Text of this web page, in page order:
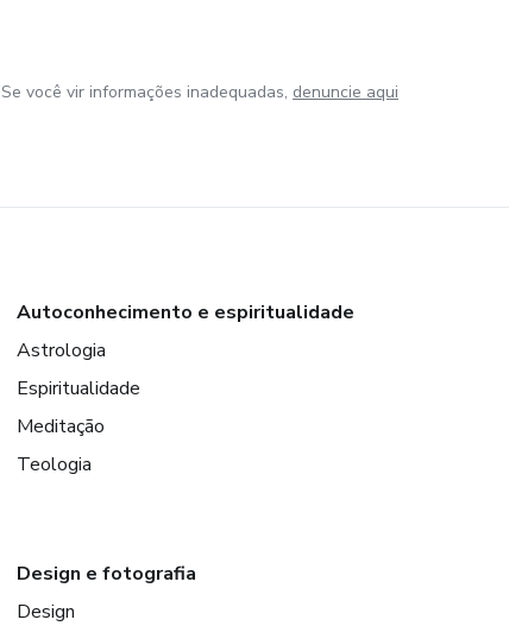
você vir informações inadequadas, denuncie aqui
Autoconhecimento e espiritualidade
Astrologia
Espiritualidade
Meditação
Teologia
Design e fotografia
Design